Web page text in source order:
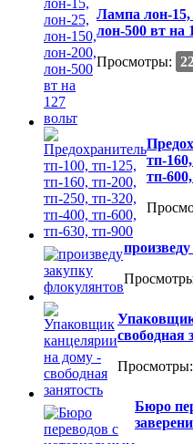
Лампа лон-15,
лон-500 вт на
Просмотры:
тп-
тп-
свободная
Просмотры:
Бюро